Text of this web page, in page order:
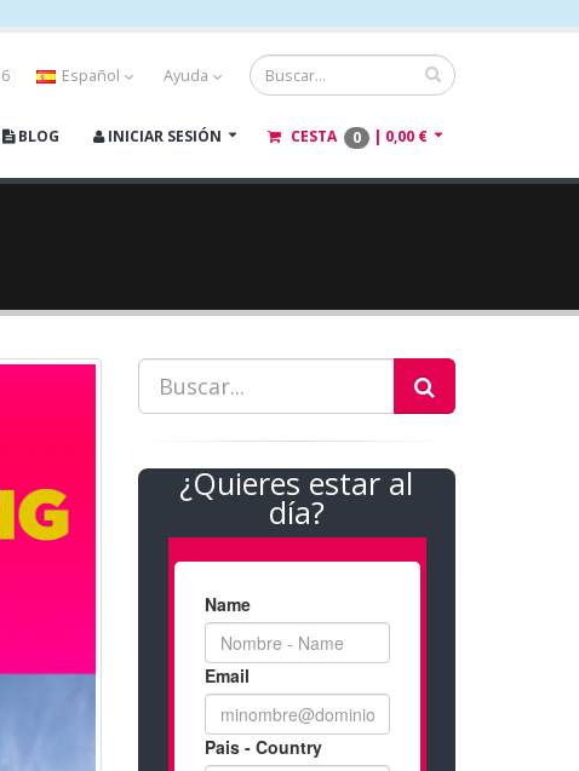
Español Ayuda
BLOG INICIAR SESIÓN CESTA 0 | 0,00 €
¿Quieres estar al
día?